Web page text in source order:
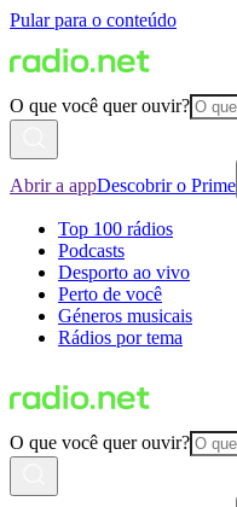
Pular para o conteúdo
O que você quer ouvir?
Abrir a appDescobrir o Prime
Top 100 rádios
Podcasts
Desporto ao vivo
Perto de você
Géneros musicais
Rádios por tema
O que você quer ouvir?